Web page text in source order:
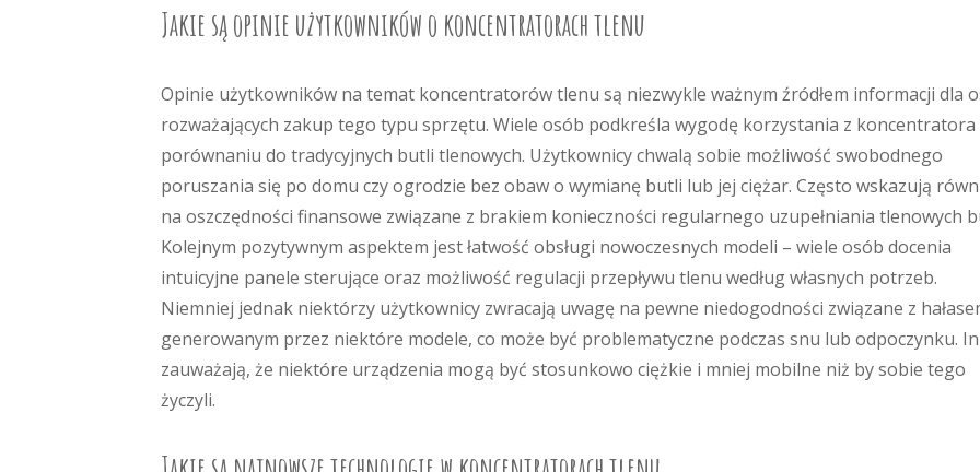
Jakie są opinie użytkowników o koncentratorach tlenu
Opinie użytkowników na temat koncentratorów tlenu są niezwykle ważnym źródłem informacji dla
rozważających zakup tego typu sprzętu. Wiele osób podkreśla wygodę korzystania z koncentratora
porównaniu do tradycyjnych butli tlenowych. Użytkownicy chwalą sobie możliwość swobodnego
poruszania się po domu czy ogrodzie bez obaw o wymianę butli lub jej ciężar. Często wskazują
na oszczędności finansowe związane z brakiem konieczności regularnego uzupełniania tlenowych
Kolejnym pozytywnym aspektem jest łatwość obsługi nowoczesnych modeli – wiele osób docenia
intuicyjne panele sterujące oraz możliwość regulacji przepływu tlenu według własnych potrzeb.
Niemniej jednak niektórzy użytkownicy zwracają uwagę na pewne niedogodności związane z
generowanym przez niektóre modele, co może być problematyczne podczas snu lub odpoczynku.
zauważają, że niektóre urządzenia mogą być stosunkowo ciężkie i mniej mobilne niż by sobie tego
życzyli.